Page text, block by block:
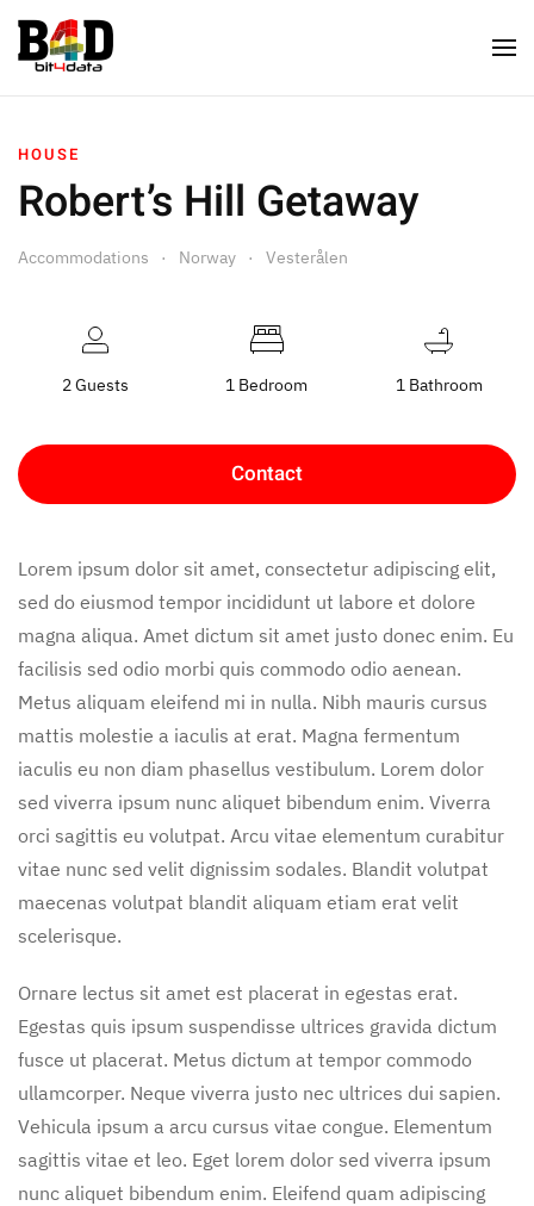
HOUSE
Robert’s Hill Getaway
Accommodations Norway Vesterålen
2 Guests 1 Bedroom 1 Bathroom
Contact
Lorem ipsum dolor sit amet, consectetur adipiscing elit,
sed do eiusmod tempor incididunt ut labore et dolore
magna aliqua. Amet dictum sit amet justo donec enim. Eu
facilisis sed odio morbi quis commodo odio aenean.
Metus aliquam eleifend mi in nulla. Nibh mauris cursus
mattis molestie a iaculis at erat. Magna fermentum
iaculis eu non diam phasellus vestibulum. Lorem dolor
sed viverra ipsum nunc aliquet bibendum enim. Viverra
orci sagittis eu volutpat. Arcu vitae elementum curabitur
vitae nunc sed velit dignissim sodales. Blandit volutpat
maecenas volutpat blandit aliquam etiam erat velit
scelerisque.
Ornare lectus sit amet est placerat in egestas erat.
Egestas quis ipsum suspendisse ultrices gravida dictum
fusce ut placerat. Metus dictum at tempor commodo
ullamcorper. Neque viverra justo nec ultrices dui sapien.
Vehicula ipsum a arcu cursus vitae congue. Elementum
sagittis vitae et leo. Eget lorem dolor sed viverra ipsum
nunc aliquet bibendum enim. Eleifend quam adipiscing